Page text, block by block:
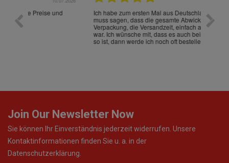
Ich habe zum ersten Mal aus Deutschland bestellt und
muss sagen, dass die gesamte Abwicklung, die
Verpackung, die Versandzeit, einfach alles "excelente"
war. Ich wünsche mit, dass es auch beim nächsten Mal
so ist, dann werde ich noch oft bestellen! ¡Viva España!
Die
gut
ist
Join Our Newsletter Now
Sie können Ihr Einverständnis jederzeit widerrufen. Unsere
Kontaktinformationen finden Sie u. a. in der
Datenschutzerklärung.